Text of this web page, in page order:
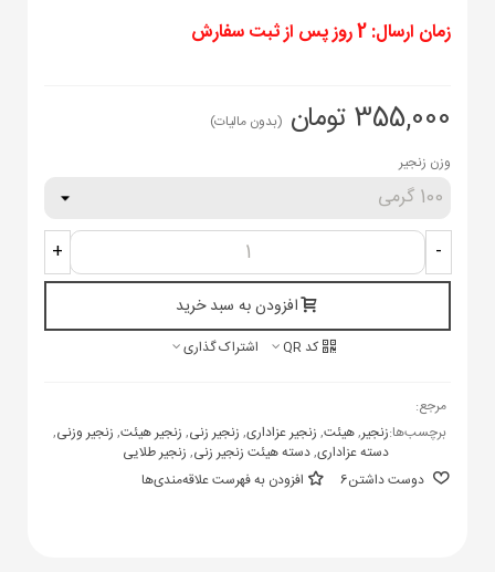
زمان ارسال: 2 روز پس از ثبت سفارش
355,000 تومان
(بدون مالیات)
وزن زنجیر
-
+
افزودن به سبد خرید
کد QR اشتراک گذاری
مرجع:
برچسب‌ها:زنجیر,هیئت, زنجیر عزاداری, زنجیر زنی, زنجیر هیئت, زنجیر وزنی,
دسته عزاداری,دسته هیئت زنجیر زنی, زنجیر طلایی
دوست داشتن6 افزودن به فهرست علاقه‌مندی‌ها